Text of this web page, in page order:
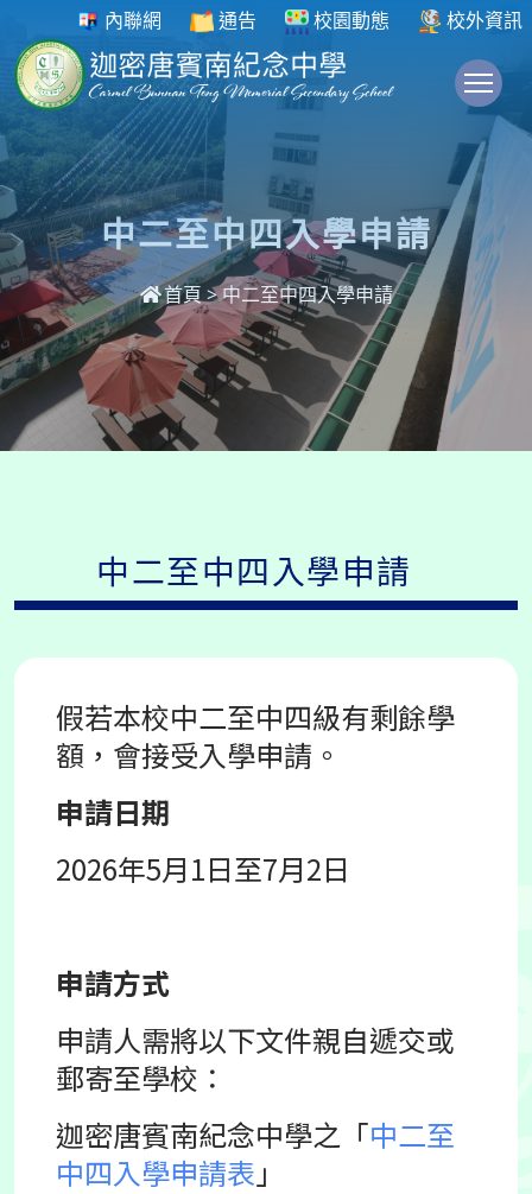
內聯網 通告 校園動態 校外資訊
中二至中四入學申請
首頁 > 中二至中四入學申請
中二至中四入學申請
假若本校中二至中四級有剩餘學
額，會接受入學申請。
申請日期
2026年5月1日至7月2日
申請方式
申請人需將以下文件親自遞交或
郵寄至學校：
迦密唐賓南紀念中學之「中二至
中四入學申請表 」